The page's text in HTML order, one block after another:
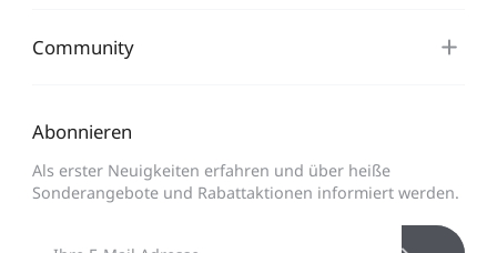
Community
Abonnieren
Als erster Neuigkeiten erfahren und über heiße
Sonderangebote und Rabattaktionen informiert werden.